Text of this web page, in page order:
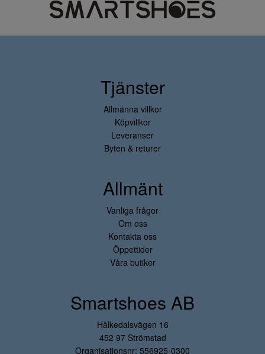
Tjänster
Allmänna villkor
Köpvillkor
Leveranser
Byten & returer
Allmänt
Vanliga frågor
Om oss
Kontakta oss
Öppettider
Våra butiker
Smartshoes AB
Hålkedalsvägen 16
452 97 Strömstad
Organisationsnr: 556925-0300